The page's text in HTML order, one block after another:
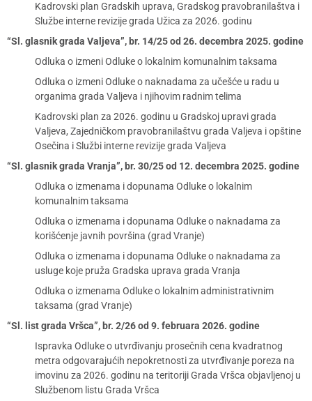
Kadrovski plan Gradskih uprava, Gradskog pravobranilaštva i
Službe interne revizije grada Užica za 2026. godinu
“Sl. glasnik grada Valjeva”, br. 14/25 od 26. decembra 2025. godine
Odluka o izmeni Odluke o lokalnim komunalnim taksama
Odluka o izmeni Odluke o naknadama za učešće u radu u
organima grada Valjeva i njihovim radnim telima
Kadrovski plan za 2026. godinu u Gradskoj upravi grada
Valjeva, Zajedničkom pravobranilaštvu grada Valjeva i opštine
Osečina i Službi interne revizije grada Valjeva
“Sl. glasnik grada Vranja”, br. 30/25 od 12. decembra 2025. godine
Odluka o izmenama i dopunama Odluke o lokalnim
komunalnim taksama
Odluka o izmenama i dopunama Odluke o naknadama za
korišćenje javnih površina (grad Vranje)
Odluka o izmenama i dopunama Odluke o naknadama za
usluge koje pruža Gradska uprava grada Vranja
Odluka o izmenama Odluke o lokalnim administrativnim
taksama (grad Vranje)
“Sl. list grada Vršca”, br. 2/26 od 9. februara 2026. godine
Ispravka Odluke o utvrđivanju prosečnih cena kvadratnog
metra odgovarajućih nepokretnosti za utvrđivanje poreza na
imovinu za 2026. godinu na teritoriji Grada Vršca objavljenoj u
Službenom listu Grada Vršca